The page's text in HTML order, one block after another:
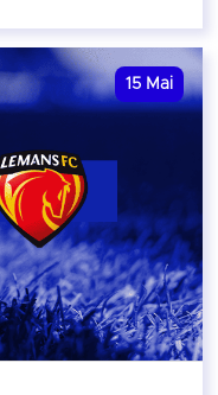
15 Mai